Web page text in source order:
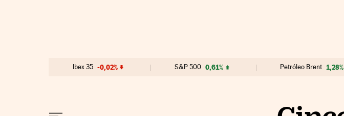
Ibex 35 -0,02% S&P 500 0,61% Petróleo Brent 1,28%